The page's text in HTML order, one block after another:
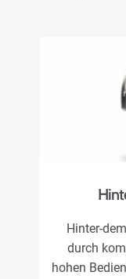
Hinter-
durch
hohen